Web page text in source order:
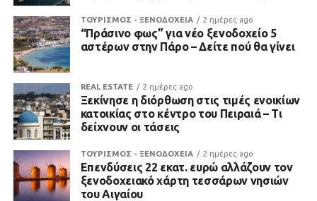
ΤΟΥΡΙΣΜΟΣ - ΞΕΝΟΔΟΧΕΙΑ 2 ημέρες ago
“Πράσινο φως” για νέο ξενοδοχείο 5
αστέρων στην Πάρο – Δείτε πού θα γίνει
REAL ESTATE 2 ημέρες ago
Ξεκίνησε η διόρθωση στις τιμές ενοικίων
κατοικίας στο κέντρο του Πειραιά – Τι
δείχνουν οι τάσεις
ΤΟΥΡΙΣΜΟΣ - ΞΕΝΟΔΟΧΕΙΑ 2 ημέρες ago
Επενδύσεις 22 εκατ. ευρώ αλλάζουν τον
ξενοδοχειακό χάρτη τεσσάρων νησιών
του Αιγαίου